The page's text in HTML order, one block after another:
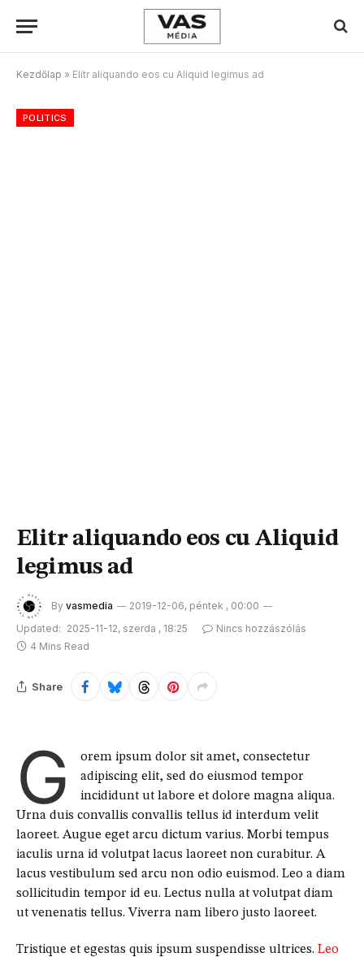
Kezdőlap » Elitr aliquando eos cu Aliquid legimus ad
POLITICS
Elitr aliquando eos cu Aliquid
legimus ad
By vasmedia
2019-12-06, péntek , 00:00
Updated: 2025-11-12, szerda , 18:25
Nincs hozzászólás
4 Mins Read
Share
G
orem ipsum dolor sit amet, consectetur
adipiscing elit, sed do eiusmod tempor
incididunt ut labore et dolore magna aliqua.
Urna duis convallis convallis tellus id interdum velit
laoreet. Augue eget arcu dictum varius. Morbi tempus
iaculis urna id volutpat lacus laoreet non curabitur. A
lacus vestibulum sed arcu non odio euismod. Leo a diam
sollicitudin tempor id eu. Lectus nulla at volutpat diam
ut venenatis tellus. Viverra nam libero justo laoreet.
Tristique et egestas quis ipsum suspendisse ultrices. Leo